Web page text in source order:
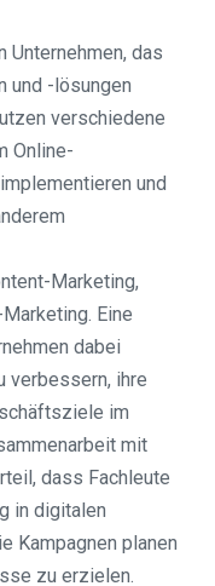
Unternehmen, das
und -lösungen
verschiedene
Online-
und
Marketing,
Eine
dabei
verbessern, ihre
im
mit
dass Fachleute
in digitalen
Kampagnen planen
zu erzielen.